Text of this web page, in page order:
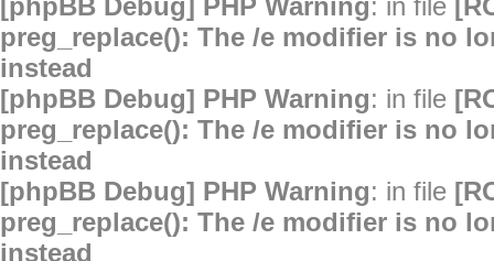
[phpBB Debug] PHP Warning: in file
preg_replace(): The /e modifier is no
instead
[phpBB Debug] PHP Warning: in file
preg_replace(): The /e modifier is no
instead
[phpBB Debug] PHP Warning: in file
preg_replace(): The /e modifier is no
instead